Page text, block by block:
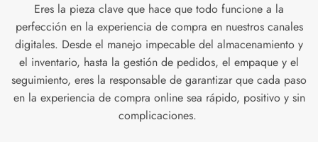
Eres la pieza clave que hace que todo funcione a la
perfección en la experiencia de compra en nuestros canales
digitales. Desde el manejo impecable del almacenamiento y
el inventario, hasta la gestión de pedidos, el empaque y el
seguimiento, eres la responsable de garantizar que cada paso
en la experiencia de compra online sea rápido, positivo y sin
complicaciones.